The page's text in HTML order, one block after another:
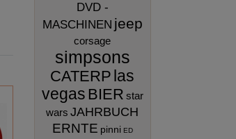
DVD -
MASCHINEN jeep
corsage
simpsons
CATERP las
vegas BIER star
wars JAHRBUCH
ERNTE pinni ED